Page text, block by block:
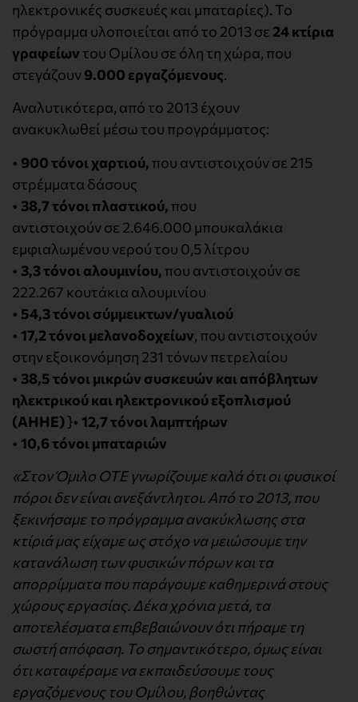
ηλεκτρονικές συσκευές και μπαταρίες). Το
πρόγραμμα υλοποιείται από το 2013 σε 24 κτίρια
γραφείωντου Ομίλου σε όλη τη χώρα, που
στεγάζουν9.000 εργαζόμενους.
Αναλυτικότερα, από το 2013 έχουν
ανακυκλωθεί μέσω του προγράμματος:
• 900 τόνοι χαρτιού, που αντιστοιχούν σε 215
στρέμματα δάσους
• 38,7 τόνοι πλαστικού, που
αντιστοιχούν σε 2.646.000 μπουκαλάκια
εμφιαλωμένου νερού του 0,5 λίτρου
• 3,3 τόνοι αλουμινίου, που αντιστοιχούν σε
222.267 κουτάκια αλουμινίου
• 54,3 τόνοι σύμμεικτων/γυαλιού
• 17,2 τόνοι μελανοδοχείων, που αντιστοιχούν
στην εξοικονόμηση 231 τόνων πετρελαίου
• 38,5 τόνοι μικρών συσκευών και απόβλητων
ηλεκτρικού και ηλεκτρονικού εξοπλισμού
(ΑΗΗΕ)}• 12,7 τόνοι λαμπτήρων
• 10,6 τόνοι μπαταριών
«Στον Όμιλο ΟΤΕ γνωρίζουμε καλά ότι οι φυσικοί
πόροι δεν είναι ανεξάντλητοι. Από το 2013, που
ξεκινήσαμε το πρόγραμμα ανακύκλωσης στα
κτίριά μας είχαμε ως στόχο να μειώσουμε την
κατανάλωση των φυσικών πόρων και τα
απορρίμματα που παράγουμε καθημερινά στους
χώρους εργασίας. Δέκα χρόνια μετά, τα
αποτελέσματα επιβεβαιώνουν ότι πήραμε τη
σωστή απόφαση. Το σημαντικότερο, όμως είναι
ότι καταφέραμε να εκπαιδεύσουμε τους
εργαζόμενους του Ομίλου, βοηθώντας